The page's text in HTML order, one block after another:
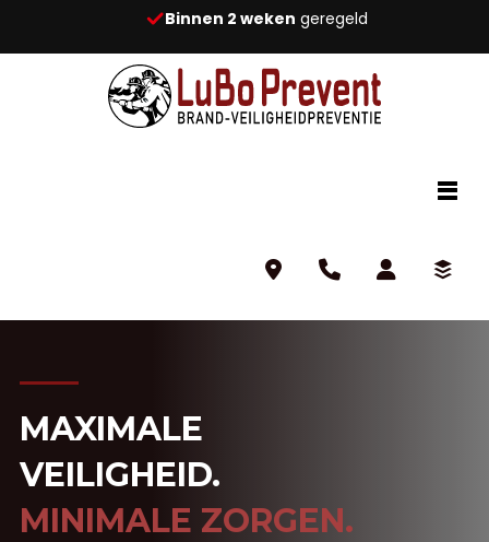
Binnen 2 weken geregeld
MAXIMALE
VEILIGHEID.
MINIMALE ZORGEN.